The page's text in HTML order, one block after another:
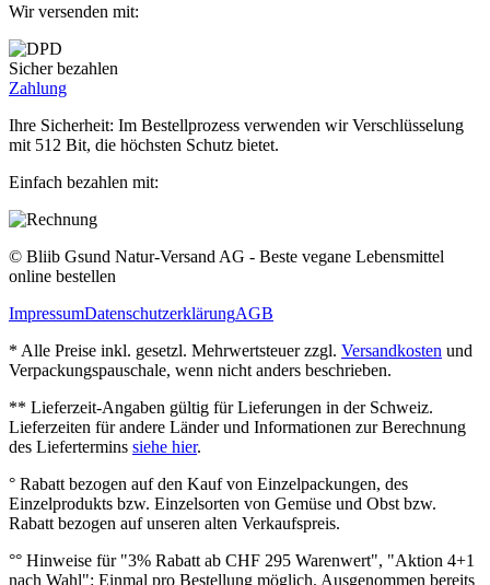
Wir versenden mit:
Sicher bezahlen
Zahlung
Ihre Sicherheit: Im Bestellprozess verwenden wir Verschlüsselung
mit 512 Bit, die höchsten Schutz bietet.
Einfach bezahlen mit:
© Bliib Gsund Natur-Versand AG - Beste vegane Lebensmittel
online bestellen
ImpressumDatenschutzerklärungAGB
* Alle Preise inkl. gesetzl. Mehrwertsteuer zzgl. Versandkosten und
Verpackungspauschale, wenn nicht anders beschrieben.
** Lieferzeit‐Angaben gültig für Lieferungen in der Schweiz.
Lieferzeiten für andere Länder und Informationen zur Berechnung
des Liefertermins siehe hier.
° Rabatt bezogen auf den Kauf von Einzelpackungen, des
Einzelprodukts bzw. Einzelsorten von Gemüse und Obst bzw.
Rabatt bezogen auf unseren alten Verkaufspreis.
°° Hinweise für "3% Rabatt ab CHF 295 Warenwert", "Aktion 4+1
nach Wahl": Einmal pro Bestellung möglich. Ausgenommen bereits